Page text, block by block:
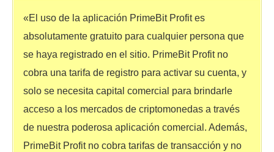
«El uso de la aplicación PrimeBit Profit es
absolutamente gratuito para cualquier persona que
se haya registrado en el sitio. PrimeBit Profit no
cobra una tarifa de registro para activar su cuenta, y
solo se necesita capital comercial para brindarle
acceso a los mercados de criptomonedas a través
de nuestra poderosa aplicación comercial. Además,
PrimeBit Profit no cobra tarifas de transacción y no